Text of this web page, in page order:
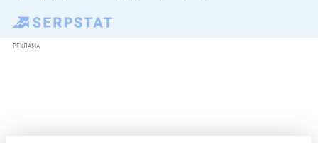
РЕКЛАМА